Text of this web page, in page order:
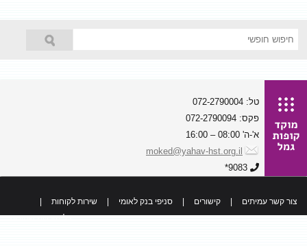
טל: 072-2790004
פקס: 072-2790094
א'-ה' 08:00 – 16:00
moked@yahav-hst.org.il
9083*
צור קשר עמיתים קישורים סניפי בנק לאומי שירות לקוחות
כל הזכויות שמורות